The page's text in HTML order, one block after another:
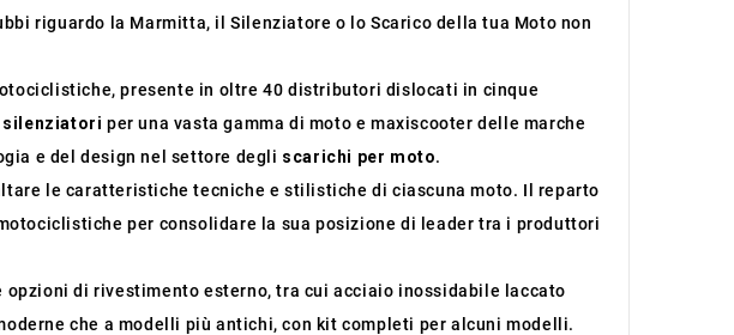
riguardo la Marmitta, il Silenziatore o lo Scarico della tua Moto non
presente in oltre 40 distributori dislocati in cinque
silenziatori per una vasta gamma di moto e maxiscooter delle marche
e del design nel settore degli scarichi per moto.
le caratteristiche tecniche e stilistiche di ciascuna moto. Il reparto
per consolidare la sua posizione di leader tra i produttori
di rivestimento esterno, tra cui acciaio inossidabile laccato
che a modelli più antichi, con kit completi per alcuni modelli.